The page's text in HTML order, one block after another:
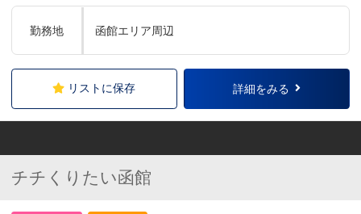
勤務地 函館エリア周辺
リストに保存 詳細をみる
チチくりたい函館